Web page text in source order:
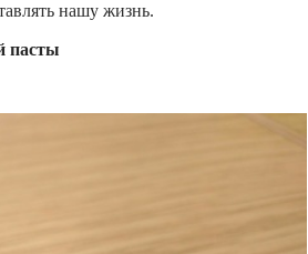
нашу жизнь.
пасты